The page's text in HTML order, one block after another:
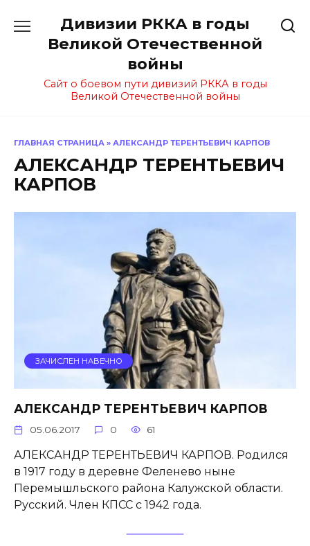
содержанию
Дивизии РККА в годы
Великой Отечественной
войны
Сайт о боевом пути дивизий РККА в годы
Великой Отечественной войны
ГЛАВНАЯ СТРАНИЦА » АЛЕКСАНДР ТЕРЕНТЬЕВИЧ КАРПОВ
АЛЕКСАНДР ТЕРЕНТЬЕВИЧ
КАРПОВ
ЗАЧИСЛЕН НАВЕЧНО
АЛЕКСАНДР ТЕРЕНТЬЕВИЧ КАРПОВ
05.06.2017 0 61
АЛЕКСАНДР ТЕРЕНТЬЕВИЧ КАРПОВ. Родился
в 1917 году в деревне Феленево ныне
Перемышльского района Калужской области.
Русский. Член КПСС с 1942 года.